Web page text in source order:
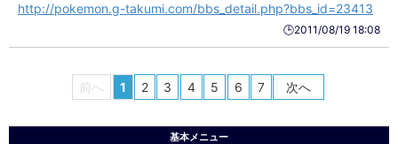
http://pokemon.g-takumi.com/bbs_detail.php?bbs_id=23413
🕒️2011/08/19 18:08
前へ 1 2 3 4 5 6 7 次へ
基本メニュー